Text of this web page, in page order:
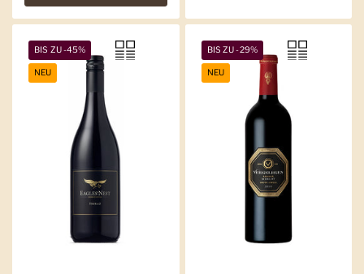
BIS ZU -45%
NEU
BIS ZU -29%
NEU